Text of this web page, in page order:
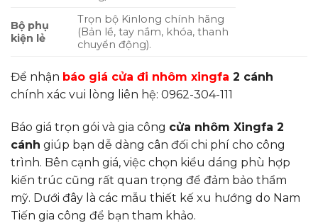
Bộ phụ
kiện lẻ
Trọn bộ Kinlong chính hãng
(Bản lề, tay nắm, khóa, thanh
chuyển động).
Để nhận báo giá cửa đi nhôm xingfa 2 cánh
chính xác vui lòng liên hệ: 0962-304-111
Báo giá trọn gói và gia công cửa nhôm Xingfa 2
cánh giúp bạn dễ dàng cân đối chi phí cho công
trình. Bên cạnh giá, việc chọn kiểu dáng phù hợp
kiến trúc cũng rất quan trọng để đảm bảo thẩm
mỹ. Dưới đây là các mẫu thiết kế xu hướng do Nam
Tiến gia công để bạn tham khảo.